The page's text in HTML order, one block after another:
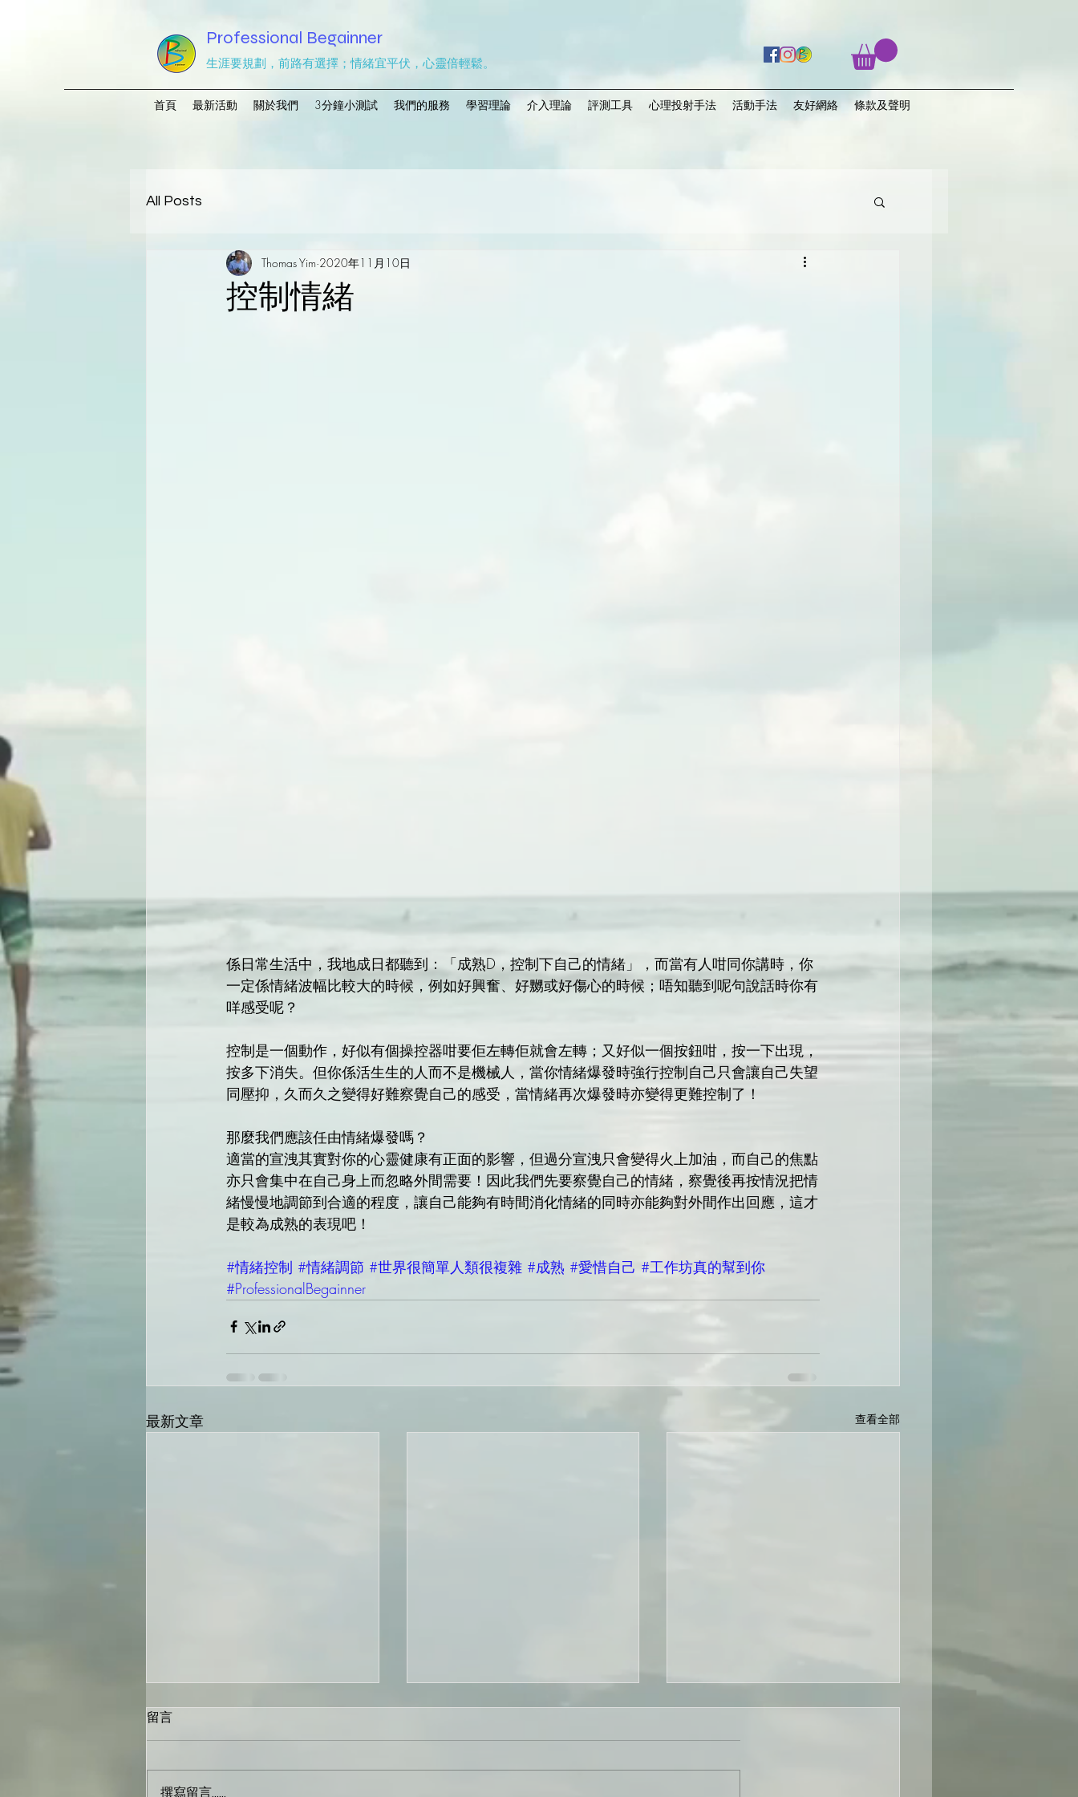
Professional Begainner
生涯要規劃，前路有選擇；情緒宜平伏，心靈倍輕鬆。
首頁 最新活動 關於我們 3分鐘小測試 我們的服務 學習理論 介入理論 評測工具 心理投射手法 活動手法 友好網絡 條款及聲明
All Posts
控制情緒
Thomas Yim 2020年11月10日
係日常生活中，我地成日都聽到：「成熟D，控制下自己的情緒」，而當有人咁同你講時，你
一定係情緒波幅比較大的時候，例如好興奮、好嬲或好傷心的時候；唔知聽到呢句說話時你有
咩感受呢？
控制是一個動作，好似有個操控器咁要佢左轉佢就會左轉；又好似一個按鈕咁，按一下出現，
按多下消失。但你係活生生的人而不是機械人，當你情緒爆發時強行控制自己只會讓自己失望
同壓抑，久而久之變得好難察覺自己的感受，當情緒再次爆發時亦變得更難控制了！
那麼我們應該任由情緒爆發嗎？
適當的宣洩其實對你的心靈健康有正面的影響，但過分宣洩只會變得火上加油，而自己的焦點
亦只會集中在自己身上而忽略外間需要！因此我們先要察覺自己的情緒，察覺後再按情況把情
緒慢慢地調節到合適的程度，讓自己能夠有時間消化情緒的同時亦能夠對外間作出回應，這才
是較為成熟的表現吧！
#情緒控制 #情緒調節 #世界很簡單人類很複雜 #成熟 #愛惜自己 #工作坊真的幫到你
#ProfessionalBegainner
最新文章 查看全部
科学测评 VS 娱乐测评《轉自
MBTI VS DISC：如何选择适合
留言
撰寫留言......